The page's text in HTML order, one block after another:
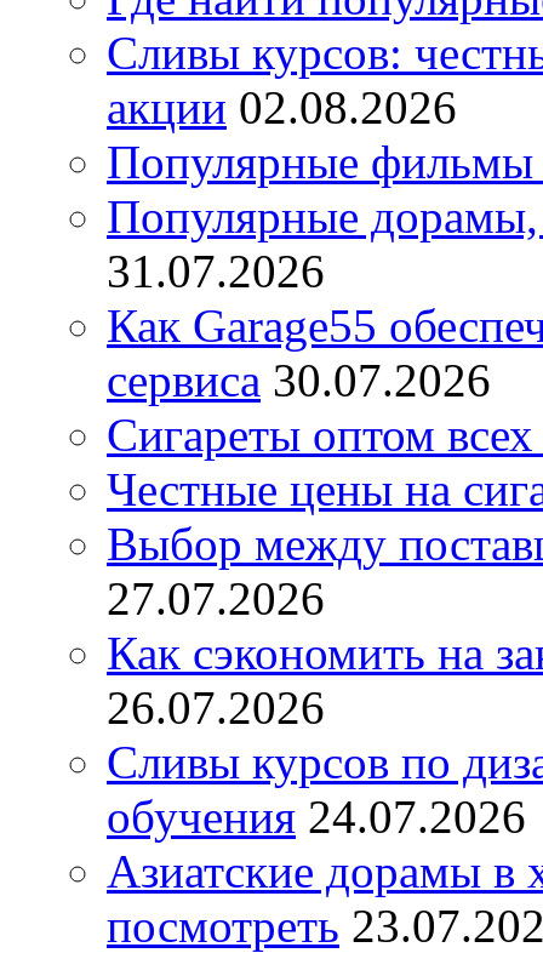
Сливы курсов:
акции 02.08.2026
Популярные фильмы
Популярные дорамы,
31.07.2026
Как Garage55
сервиса 30.07.2026
Сигареты оптом
Честные цены на
Выбор между
27.07.2026
Как сэкономить на
26.07.2026
Сливы курсов по
обучения 24.07.2026
Азиатские дорамы в
посмотреть